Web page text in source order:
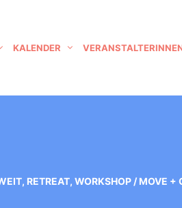
KALENDER
, RETREAT, WORKSHOP / MOVE +